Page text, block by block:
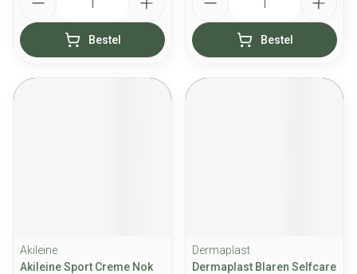
Bestel Bestel
Akileine
Akileine Sport Creme Nok
Dermaplast
Dermaplast Blaren Selfcare